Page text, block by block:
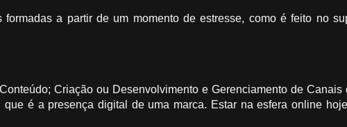
a partir de um momento de estresse, como é feito no
Criação ou Desenvolvimento e Gerenciamento de
é a presença digital de uma marca. Estar na esfera online